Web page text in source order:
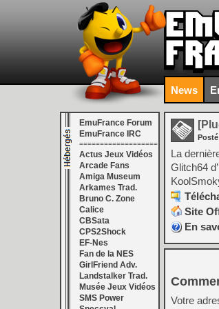
News
EmuFrance Forum
EmuFrance IRC
===================
Actus Jeux Vidéos
Arcade Fans
Amiga Museum
Arkames Trad.
Bruno C. Zone
Calice
CBSata
CPS2Shock
EF-Nes
Fan de la NES
GirlFriend Adv.
Landstalker Trad.
Musée Jeux Vidéos
SMS Power
La
Glitch64
Site
En
Votre